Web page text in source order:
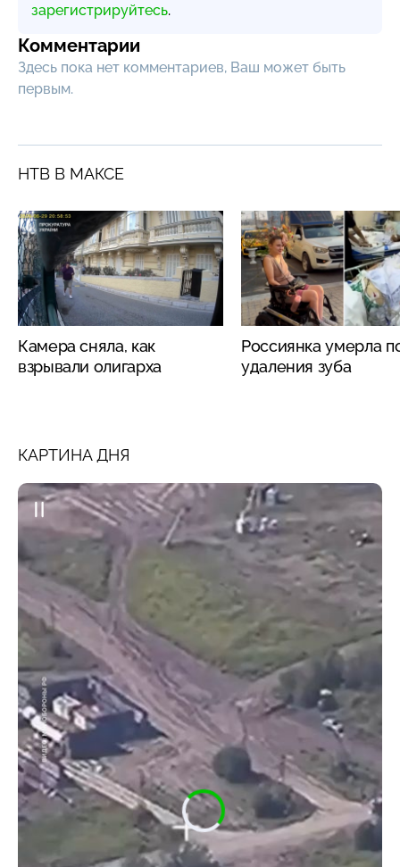
зарегистрируйтесь.
Комментарии
Здесь пока нет комментариев, Ваш может быть
первым.
НТВ В МАКСЕ
Камера сняла, как
взрывали олигарха
Россиянка умерла
удаления зуба
КАРТИНА ДНЯ